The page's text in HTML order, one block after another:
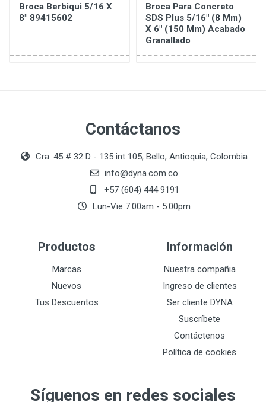
Broca Berbiqui 5/16 X
8" 89415602
Broca Para Concreto
SDS Plus 5/16" (8 Mm)
X 6" (150 Mm) Acabado
Granallado
Contáctanos
Cra. 45 # 32 D - 135 int 105, Bello, Antioquia, Colombia
info@dyna.com.co
+57 (604) 444 9191
Lun-Vie 7:00am - 5:00pm
Productos
Marcas
Nuevos
Tus Descuentos
Información
Nuestra compañia
Ingreso de clientes
Ser cliente DYNA
Suscríbete
Contáctenos
Política de cookies
Síguenos en redes sociales